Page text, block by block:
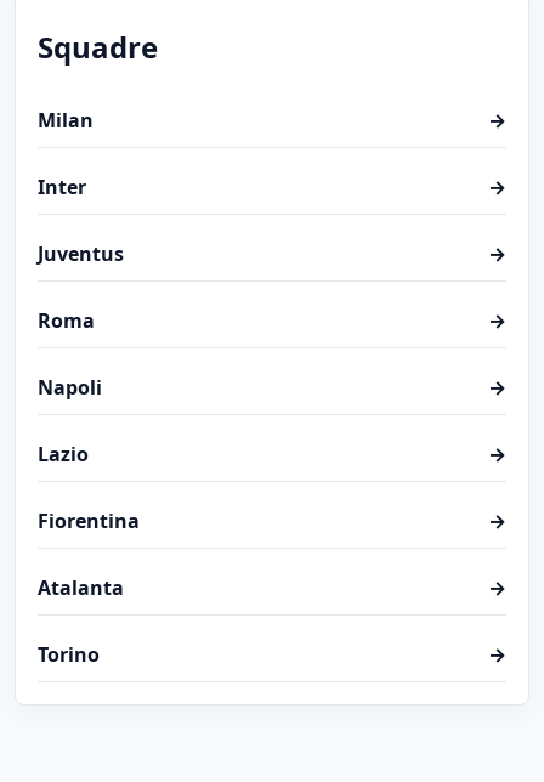
Squadre
Milan →
Inter →
Juventus →
Roma →
Napoli →
Lazio →
Fiorentina →
Atalanta →
Torino →